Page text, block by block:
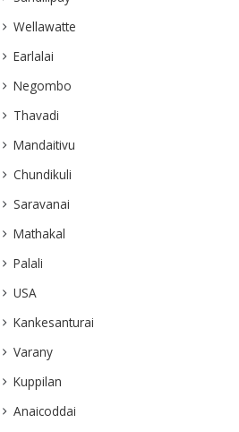
Wellawatte
Earlalai
Negombo
Thavadi
Mandaitivu
Chundikuli
Saravanai
Mathakal
Palali
USA
Kankesanturai
Varany
Kuppilan
Anaicoddai